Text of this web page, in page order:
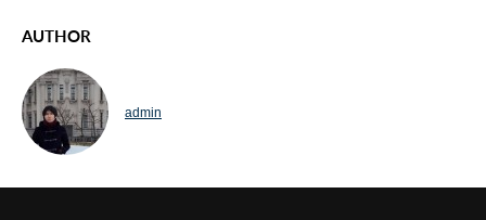
AUTHOR
admin